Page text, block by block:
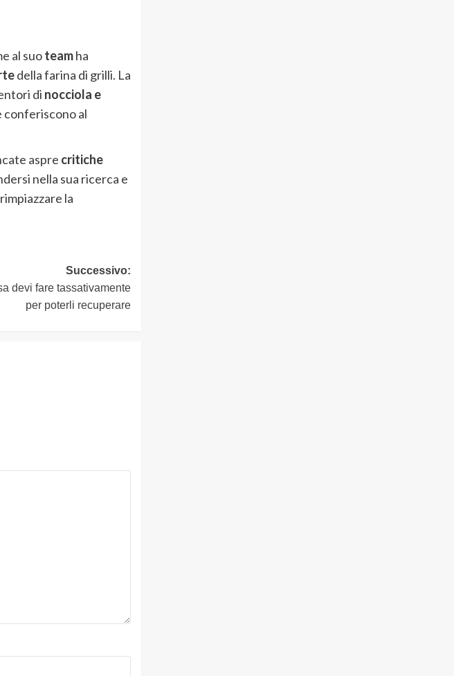
al suoteamha
della farina di grilli. La
di nocciola e
conferiscono al
aspre critiche
nella sua ricerca e
la
Successivo:
devi fare tassativamente
per poterli recuperare